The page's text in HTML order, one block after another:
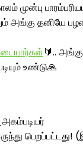
முன்பு
அங்கு தனியே
🔰..
உண்டு🙏